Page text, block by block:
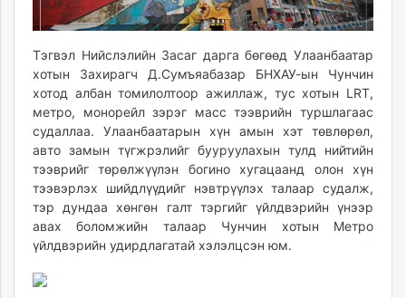
mminfo.mn
ugluu.mn
urlag.mn
unen.mn
asu.mn
shudarga.mn
shuurhai.mn
unuudur.mn
isee.mn
mglradio.com
fact.mn
tumen.mn
Тэгвэл Нийслэлийн Засаг дарга бөгөөд Улаанбаатар
хотын Захирагч Д.Сумъяабазар БНХАУ-ын Чунчин
хотод албан томилолтоор ажиллаж, тус хотын LRT,
метро, монорейл зэрэг масс тээврийн туршлагаас
судаллаа. Улаанбаатарын хүн амын хэт төвлөрөл,
авто замын түгжрэлийг бууруулахын тулд нийтийн
тээврийг төрөлжүүлэн богино хугацаанд олон хүн
тээвэрлэх шийдлүүдийг нэвтрүүлэх талаар судалж,
тэр дундаа хөнгөн галт тэргийг үйлдвэрийн үнээр
авах боломжийн талаар Чунчин хотын Метро
үйлдвэрийн удирдлагатай хэлэлцсэн юм.